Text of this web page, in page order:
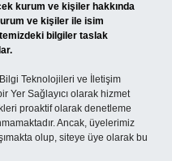
kurum ve kişiler hakkında
ve kişiler ile isim
bilgiler taslak
Teknolojileri ve İletişim
Yer Sağlayıcı olarak hizmet
proaktif olarak denetleme
Ancak, üyelerimiz
olup, siteye üye olarak bu